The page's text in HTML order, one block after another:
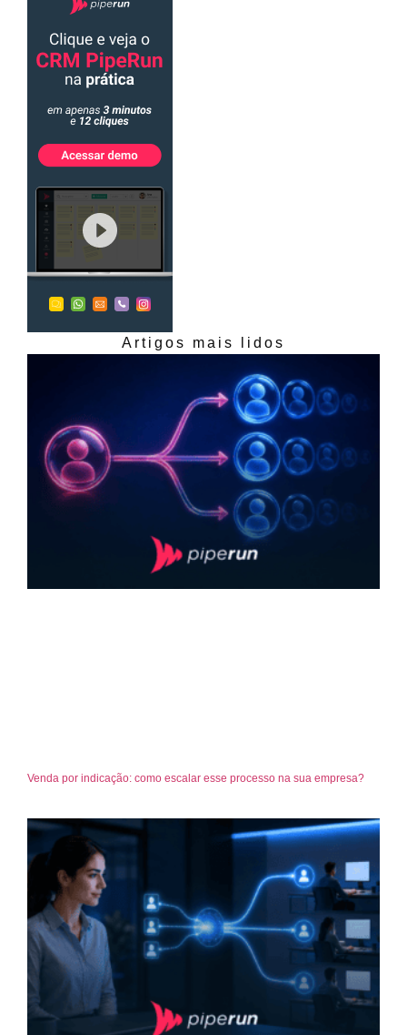
Artigos mais lidos
Venda por indicação: como escalar esse processo na sua empresa?